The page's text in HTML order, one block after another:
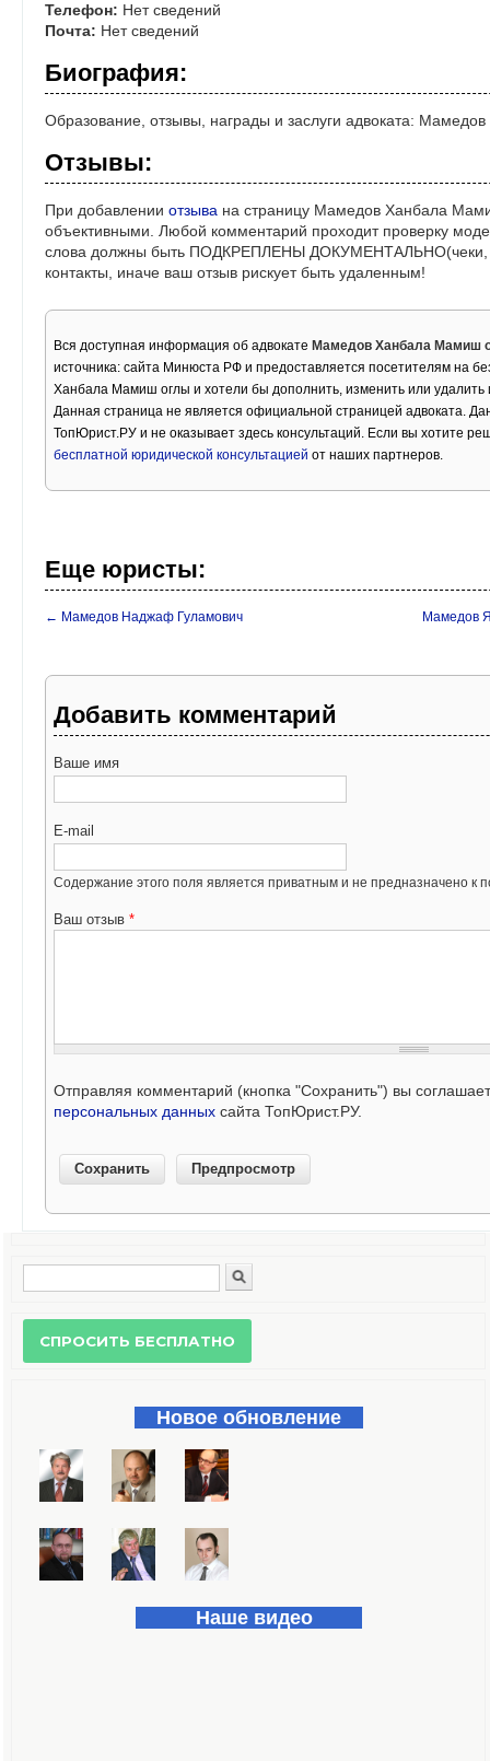
Телефон: Нет сведений
Почта: Нет сведений
Биография:
Образование, отзывы, награды и заслуги адвоката:
Отзывы:
При добавлении отзыва на страницу Мамедов Ханбала
объективными. Любой комментарий проходит проверку
слова должны быть ПОДКРЕПЛЕНЫ ДОКУМЕНТАЛЬНО(чеки,
контакты, иначе ваш отзыв рискует быть удаленным!
Вся доступная информация об адвокате Мамедов Ханбала Мамиш
источника: сайта Минюста РФ и предоставляется посетителям на
Ханбала Мамиш оглы и хотели бы дополнить, изменить или
Данная страница не является официальной страницей адвоката.
ТопЮрист.РУ и не оказывает здесь консультаций. Если вы хотите
бесплатной юридической консультацией от наших партнеров.
Еще юристы:
← Мамедов Наджаф Гуламович Мамедов
Добавить комментарий
Ваше имя
E-mail
Содержание этого поля является приватным и не предназначено к
Ваш отзыв *
Отправляя комментарий (кнопка "Сохранить") вы
персональных данных сайта ТопЮрист.РУ.
Форма поиска
Новое обновление
Наше видео